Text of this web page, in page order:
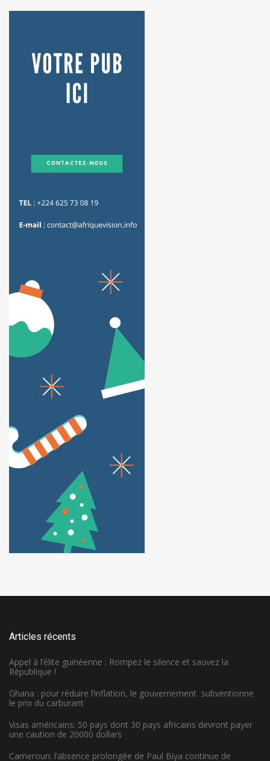
Articles récents
Appel à l’élite guinéenne : Rompez le silence et sauvez la
République !
Ghana : pour réduire l’inflation, le gouvernement subventionne
le prix du carburant
Visas américains: 50 pays dont 30 pays africains devront payer
une caution de 20000 dollars
Cameroun: l’absence prolongée de Paul Biya continue de